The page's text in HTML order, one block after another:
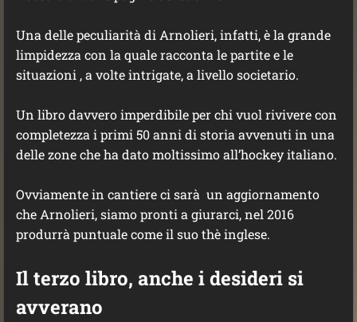
Una delle peculiarità di Arnolieri, infatti, è la grande
limpidezza con la quale racconta le partite e le
situazioni , a volte intrigate, a livello societario.
Un libro davvero imperdibile per chi vuol rivivere con
completezza i primi 50 anni di storia avvenuti in una
delle zone che ha dato moltissimo all’hockey italiano.
Ovviamente in cantiere ci sarà un aggiornamento
che Arnolieri, siamo pronti a giurarci, nel 2016
produrrà puntuale come il suo thè inglese.
Il terzo libro, anche i desideri si
avverano